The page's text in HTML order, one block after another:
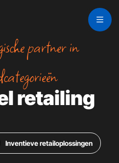
partner in
retailing
Inventieve retailoplossingen